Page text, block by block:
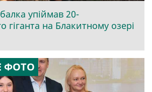
упіймав 20-
гіганта на Блакитному озері
ФОТО